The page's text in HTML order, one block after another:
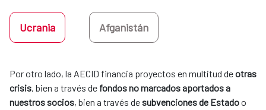
Ucrania Afganistán
Por otro lado, la AECID financia proyectos en multitud de otras
crisis, bien a través de fondos no marcados aportados a
nuestros socios, bien a través de subvenciones de Estado o